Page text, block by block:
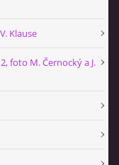
Klause
foto M. Černocký a J.